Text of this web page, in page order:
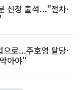
신청 출석..."절차·
로...주호영 탈당·
아야"